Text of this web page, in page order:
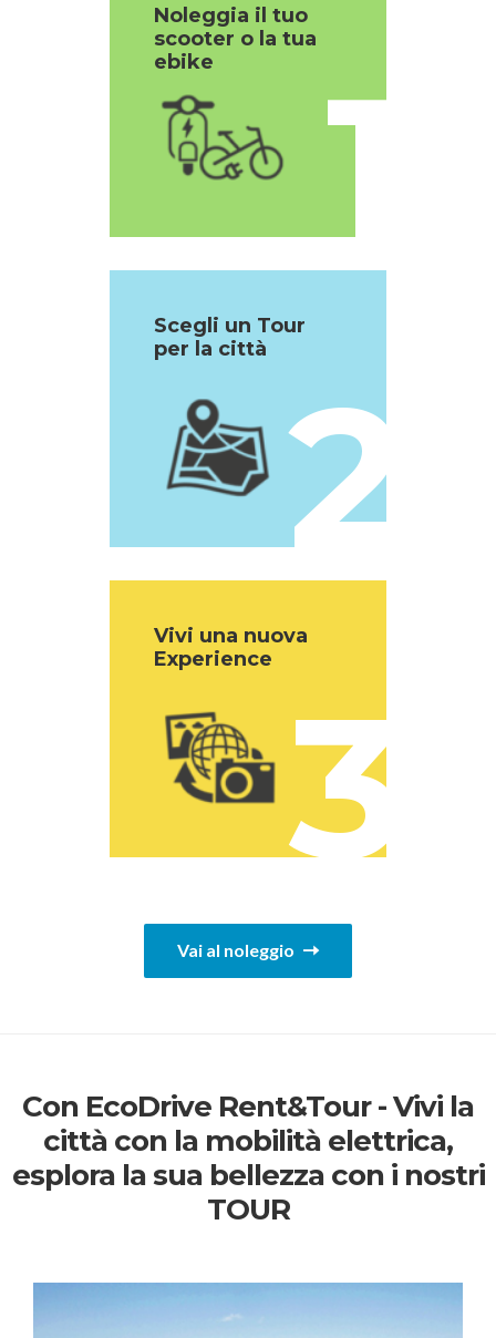
1
Noleggia il tuo
scooter o la tua
ebike
2
Scegli un Tour
per la città
3
Vivi una nuova
Experience
Vai al noleggio
Con EcoDrive Rent&Tour - Vivi la
città con la mobilità elettrica,
esplora la sua bellezza con i nostri
TOUR